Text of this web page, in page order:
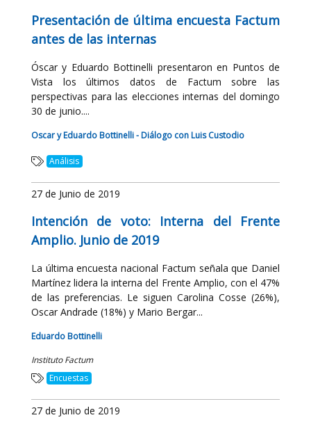
Presentación de última encuesta Factum
antes de las internas
Óscar y Eduardo Bottinelli presentaron en Puntos de
Vista los últimos datos de Factum sobre las
perspectivas para las elecciones internas del domingo
30 de junio....
Oscar y Eduardo Bottinelli - Diálogo con Luis Custodio
Análisis
27 de Junio de 2019
Intención de voto: Interna del Frente
Amplio. Junio de 2019
La última encuesta nacional Factum señala que Daniel
Martínez lidera la interna del Frente Amplio, con el 47%
de las preferencias. Le siguen Carolina Cosse (26%),
Oscar Andrade (18%) y Mario Bergar...
Eduardo Bottinelli
Instituto Factum
Encuestas
27 de Junio de 2019